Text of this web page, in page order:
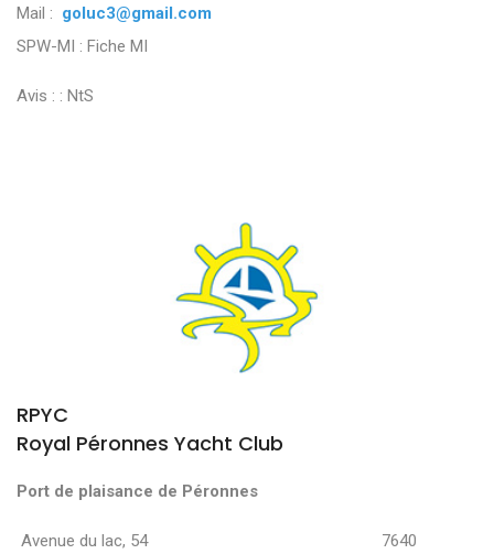
Mail : goluc3@gmail.com
SPW-MI : Fiche MI
Avis : : NtS
RPYC
Royal Péronnes Yacht Club
Port de plaisance de Péronnes
Avenue du lac, 54 7640